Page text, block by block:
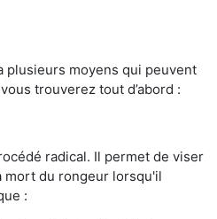
plusieurs moyens qui peuvent
trouverez tout d’abord :
radical. Il permet de viser
mort du rongeur lorsqu'il
: